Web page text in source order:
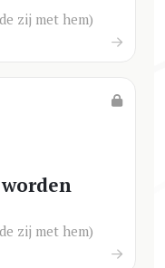
zij met hem)
zij met hem)